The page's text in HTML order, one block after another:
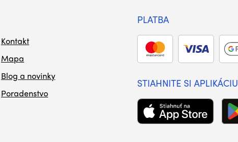
Kontakt
Mapa
Blog a novinky
Poradenstvo
PLATBA
STIAHNITE SI APLIKÁCIU